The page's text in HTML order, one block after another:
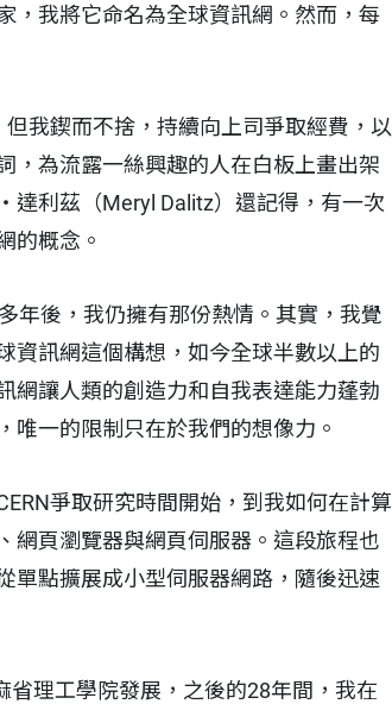
，我將它命名為全球資訊網。然而，每
我鍥而不捨，持續向上司爭取經費，以
，為流露一絲興趣的人在白板上畫出架
達利茲（Meryl Dalitz）還記得，有一次
的概念。
年後，我仍擁有那份熱情。其實，我覺
資訊網這個構想，如今全球半數以上的
網讓人類的創造力和自我表達能力蓬勃
唯一的限制只在於我們的想像力。
爭取研究時間開始，到我如何在計算
網頁瀏覽器與網頁伺服器。這段旅程也
單點擴展成小型伺服器網路，隨後迅速
省理工學院發展，之後的28年間，我在